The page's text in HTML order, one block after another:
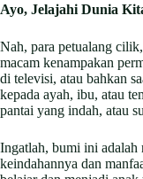
Ayo, Jelajahi Dunia
Nah, para petualang
macam kenampakan
di televisi, atau bahkan
kepada ayah, ibu, atau
pantai yang indah, atau
Ingatlah, bumi ini adalah
keindahannya dan